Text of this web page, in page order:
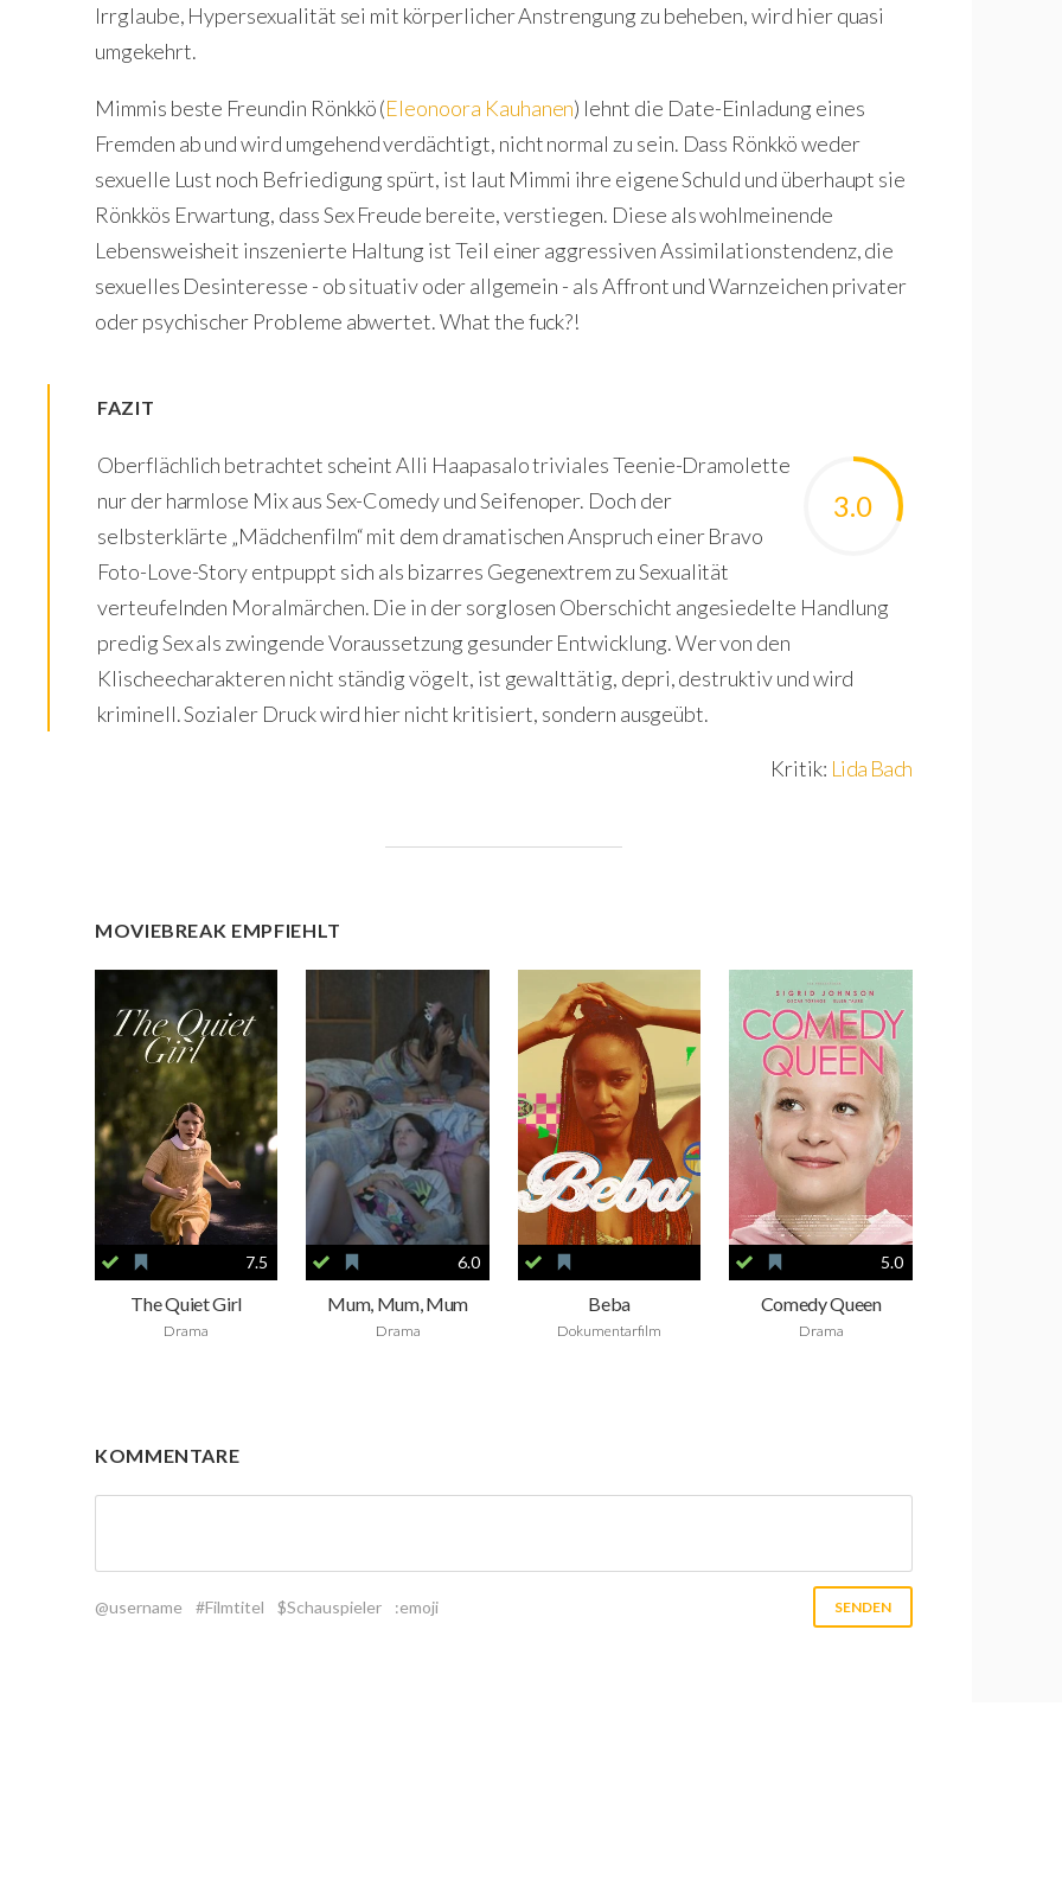
Irrglaube, Hypersexualität sei mit körperlicher Anstrengung zu beheben, wird hier quasi
umgekehrt.
Mimmis beste Freundin Rönkkö (Eleonoora Kauhanen) lehnt die Date-Einladung eines
Fremden ab und wird umgehend verdächtigt, nicht normal zu sein. Dass Rönkkö weder
sexuelle Lust noch Befriedigung spürt, ist laut Mimmi ihre eigene Schuld und überhaupt sie
Rönkkös Erwartung, dass Sex Freude bereite, verstiegen. Diese als wohlmeinende
Lebensweisheit inszenierte Haltung ist Teil einer aggressiven Assimilationstendenz, die
sexuelles Desinteresse - ob situativ oder allgemein - als Affront und Warnzeichen privater
oder psychischer Probleme abwertet. What the fuck?!
FAZIT
3.0
Oberflächlich betrachtet scheint Alli Haapasalo triviales Teenie-Dramolette
nur der harmlose Mix aus Sex-Comedy und Seifenoper. Doch der
selbsterklärte „Mädchenfilm“ mit dem dramatischen Anspruch einer Bravo
Foto-Love-Story entpuppt sich als bizarres Gegenextrem zu Sexualität
verteufelnden Moralmärchen. Die in der sorglosen Oberschicht angesiedelte Handlung
predig Sex als zwingende Voraussetzung gesunder Entwicklung. Wer von den
Klischeecharakteren nicht ständig vögelt, ist gewalttätig, depri, destruktiv und wird
kriminell. Sozialer Druck wird hier nicht kritisiert, sondern ausgeübt.
Kritik: Lida Bach
MOVIEBREAK EMPFIEHLT
7.5
The Quiet Girl
Drama
6.0
Mum, Mum, Mum
Drama
Beba
Dokumentarfilm
5.0
Comedy Queen
Drama
KOMMENTARE
@username #Filmtitel $Schauspieler :emoji